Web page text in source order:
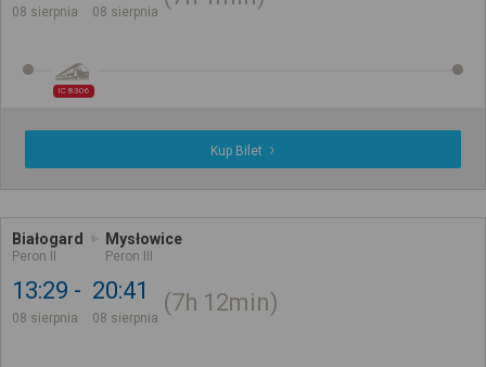
08 sierpnia 08 sierpnia
IC 8306
Kup Bilet
Białogard
Peron II
Mysłowice
Peron III
13:29
08 sierpnia
20:41
08 sierpnia
7h 12min